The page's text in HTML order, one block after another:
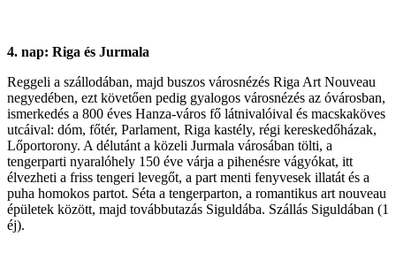
4. nap: Riga és Jurmala
Reggeli a szállodában, majd buszos városnézés Riga Art Nouveau
negyedében, ezt követően pedig gyalogos városnézés az óvárosban,
ismerkedés a 800 éves Hanza-város fő látnivalóival és macskaköves
utcáival: dóm, főtér, Parlament, Riga kastély, régi kereskedőházak,
Lőportorony. A délutánt a közeli Jurmala városában tölti, a
tengerparti nyaralóhely 150 éve várja a pihenésre vágyókat, itt
élvezheti a friss tengeri levegőt, a part menti fenyvesek illatát és a
puha homokos partot. Séta a tengerparton, a romantikus art nouveau
épületek között, majd továbbutazás Siguldába. Szállás Siguldában (1
éj).